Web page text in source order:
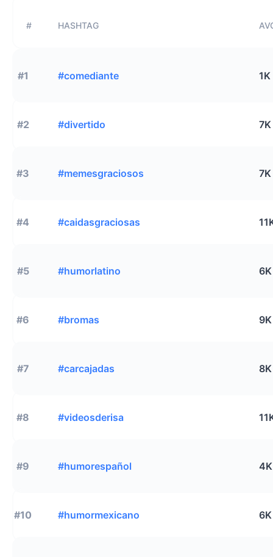
# HASHTAG
#1 #comediante 1K
#2 #divertido 7K
#3 #memesgraciosos 7K
#4 #caidasgraciosas
#5 #humorlatino 6K
#6 #bromas 9K
#7 #carcajadas 8K
#8 #videosderisa
#9 #humorespañol 4K
#10 #humormexicano 6K